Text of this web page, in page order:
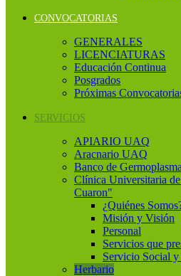
CONVOCATORIAS
GENERALES
LICENCIATURAS
Educación Continua
Posgrados
Próximas
SERVICIOS
APIARIO UAQ
Aracnario UAQ
Banco de Germoplasma
Clínica Universitaria
Cuaron"
¿Quiénes
Misión y Visión
Personal
Servicios que
Servicio Social y
Herbario